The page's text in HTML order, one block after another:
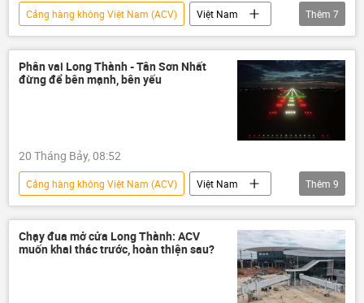
Cảng hàng không Việt Nam (ACV)
Việt Nam
hàng không
Hàng Không Việt Nam
cảng hàng không
Cục Hàng không Việt Nam
Thêm 7
Phân vai Long Thành - Tân Sơn Nhất
đừng để bên mạnh, bên yếu
20 Tháng Bảy, 08:52
Cảng hàng không Việt Nam (ACV)
Việt Nam
thông tin
Sân bay
Sân bay Long Thành
hàng không
Hàng Không Việt Nam
cảng hàng không
Thêm 9
Chạy đua mở cửa Long Thành: ACV
muốn khai thác trước, hoàn thiện sau?